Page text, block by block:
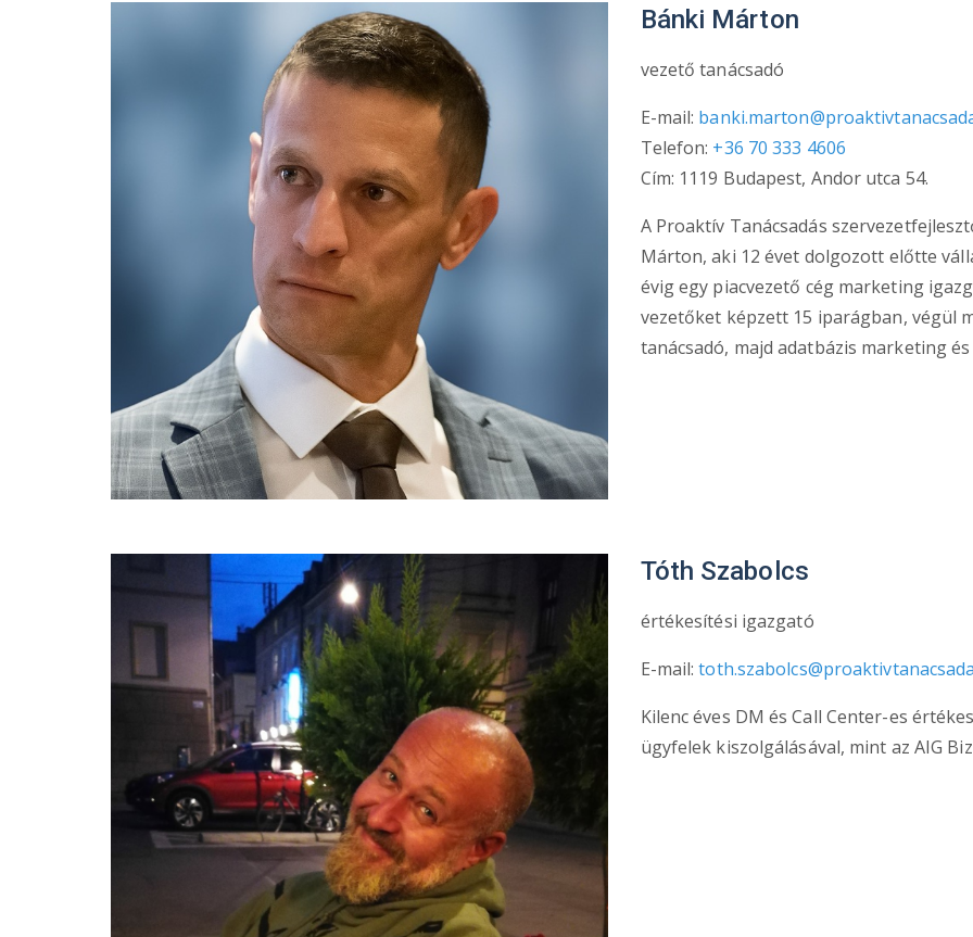
Bánki Márton
vezető tanácsadó
E-mail:
Telefon: +36 70 333 4606
Cím: 1119 Budapest, Andor utca 54.
A Proaktív Tanácsadás
Márton, aki 12 évet dolgozott előtte
évig egy piacvezető cég marketing
vezetőket képzett 15 iparágban, végül
tanácsadó, majd adatbázis marketing
Tóth Szabolcs
értékesítési igazgató
E-mail:
Kilenc éves DM és Call Center-es
ügyfelek kiszolgálásával, mint az AIG